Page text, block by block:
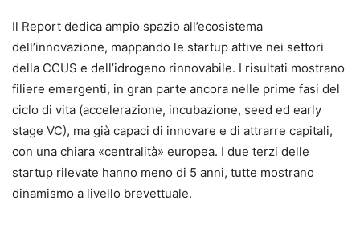
Il Report dedica ampio spazio all’ecosistema
dell’innovazione, mappando le startup attive nei settori
della CCUS e dell’idrogeno rinnovabile. I risultati mostrano
filiere emergenti, in gran parte ancora nelle prime fasi del
ciclo di vita (accelerazione, incubazione, seed ed early
stage VC), ma già capaci di innovare e di attrarre capitali,
con una chiara «centralità» europea. I due terzi delle
startup rilevate hanno meno di 5 anni, tutte mostrano
dinamismo a livello brevettuale.